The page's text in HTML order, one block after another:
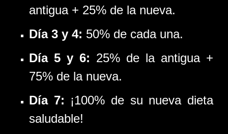
antigua + 25% de la nueva.
Día 3 y 4: 50% de cada una.
Día 5 y 6: 25% de la antigua +
75% de la nueva.
Día 7: ¡100% de su nueva dieta
saludable!